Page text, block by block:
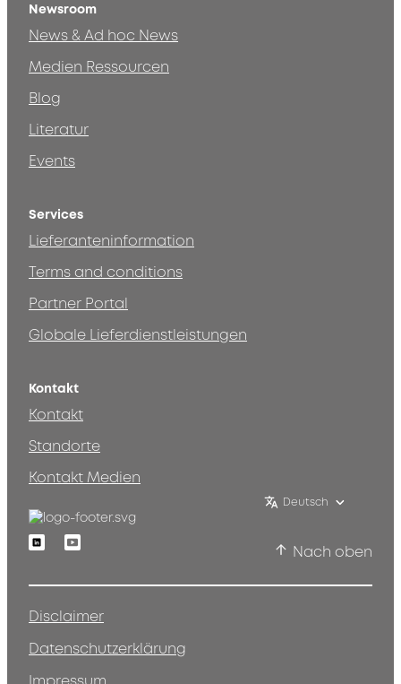
Newsroom
News & Ad hoc News
Medien Ressourcen
Blog
Literatur
Events
Services
Lieferanteninformation
Terms and conditions
Partner Portal
Globale Lieferdienstleistungen
Kontakt
Kontakt
Standorte
Kontakt Medien
Deutsch
LinkedinYoutube
Nach oben
Disclaimer
Datenschutzerklärung